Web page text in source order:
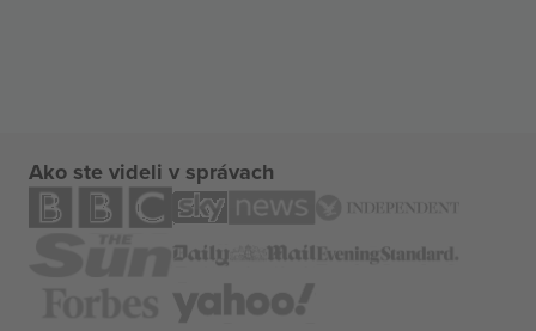
Ako ste videli v správach